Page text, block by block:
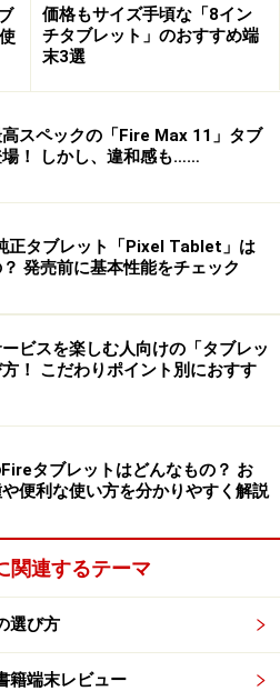
国で発売した7型ディスプレイ
Fire」。199ドルという価
籍端末を選ぶときのポ
方
プレイは大きく「電子ペーパ
イ）」と「液晶ディスプレ
タブレット端末は基本的に液
が、バックライトを用いる液
い。一度表示すると電池を使
下でも見やすいといった特長
価格もサイズ手頃な「8イン
チタブレット」のおすすめ端
末3選
スペックの「Fire Max 11」タブ
場！ しかし、違和感も……
正タブレット「Pixel Tablet」は
発売前に基本性能をチェック
ビスを楽しむ人向けの「タブレッ
方！ こだわりポイント別におすす
タブレットはどんなもの？ お
便利な使い方を分かりやすく解説
関連するテーマ
選び方
籍端末レビュー